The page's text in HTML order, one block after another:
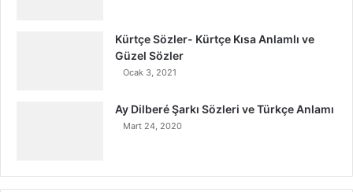
Kürtçe Sözler- Kürtçe Kısa Anlamlı ve
Güzel Sözler
Ocak 3, 2021
Ay Dilberé Şarkı Sözleri ve Türkçe Anlamı
Mart 24, 2020